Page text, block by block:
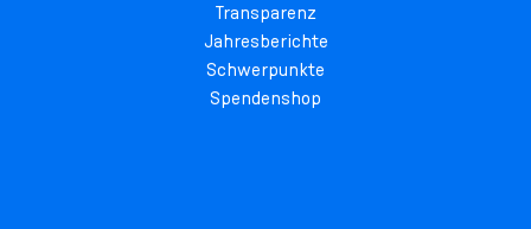
Transparenz
Jahresberichte
Schwerpunkte
Spendenshop